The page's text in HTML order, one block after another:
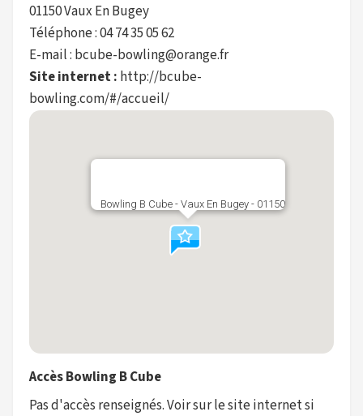
01150 Vaux En Bugey
Téléphone : 04 74 35 05 62
E-mail : bcube-bowling@orange.fr
Site internet : http://bcube-
bowling.com/#/accueil/
Bowling B Cube - Vaux En Bugey - 01150
Accès Bowling B Cube
Pas d'accès renseignés. Voir sur le site internet si